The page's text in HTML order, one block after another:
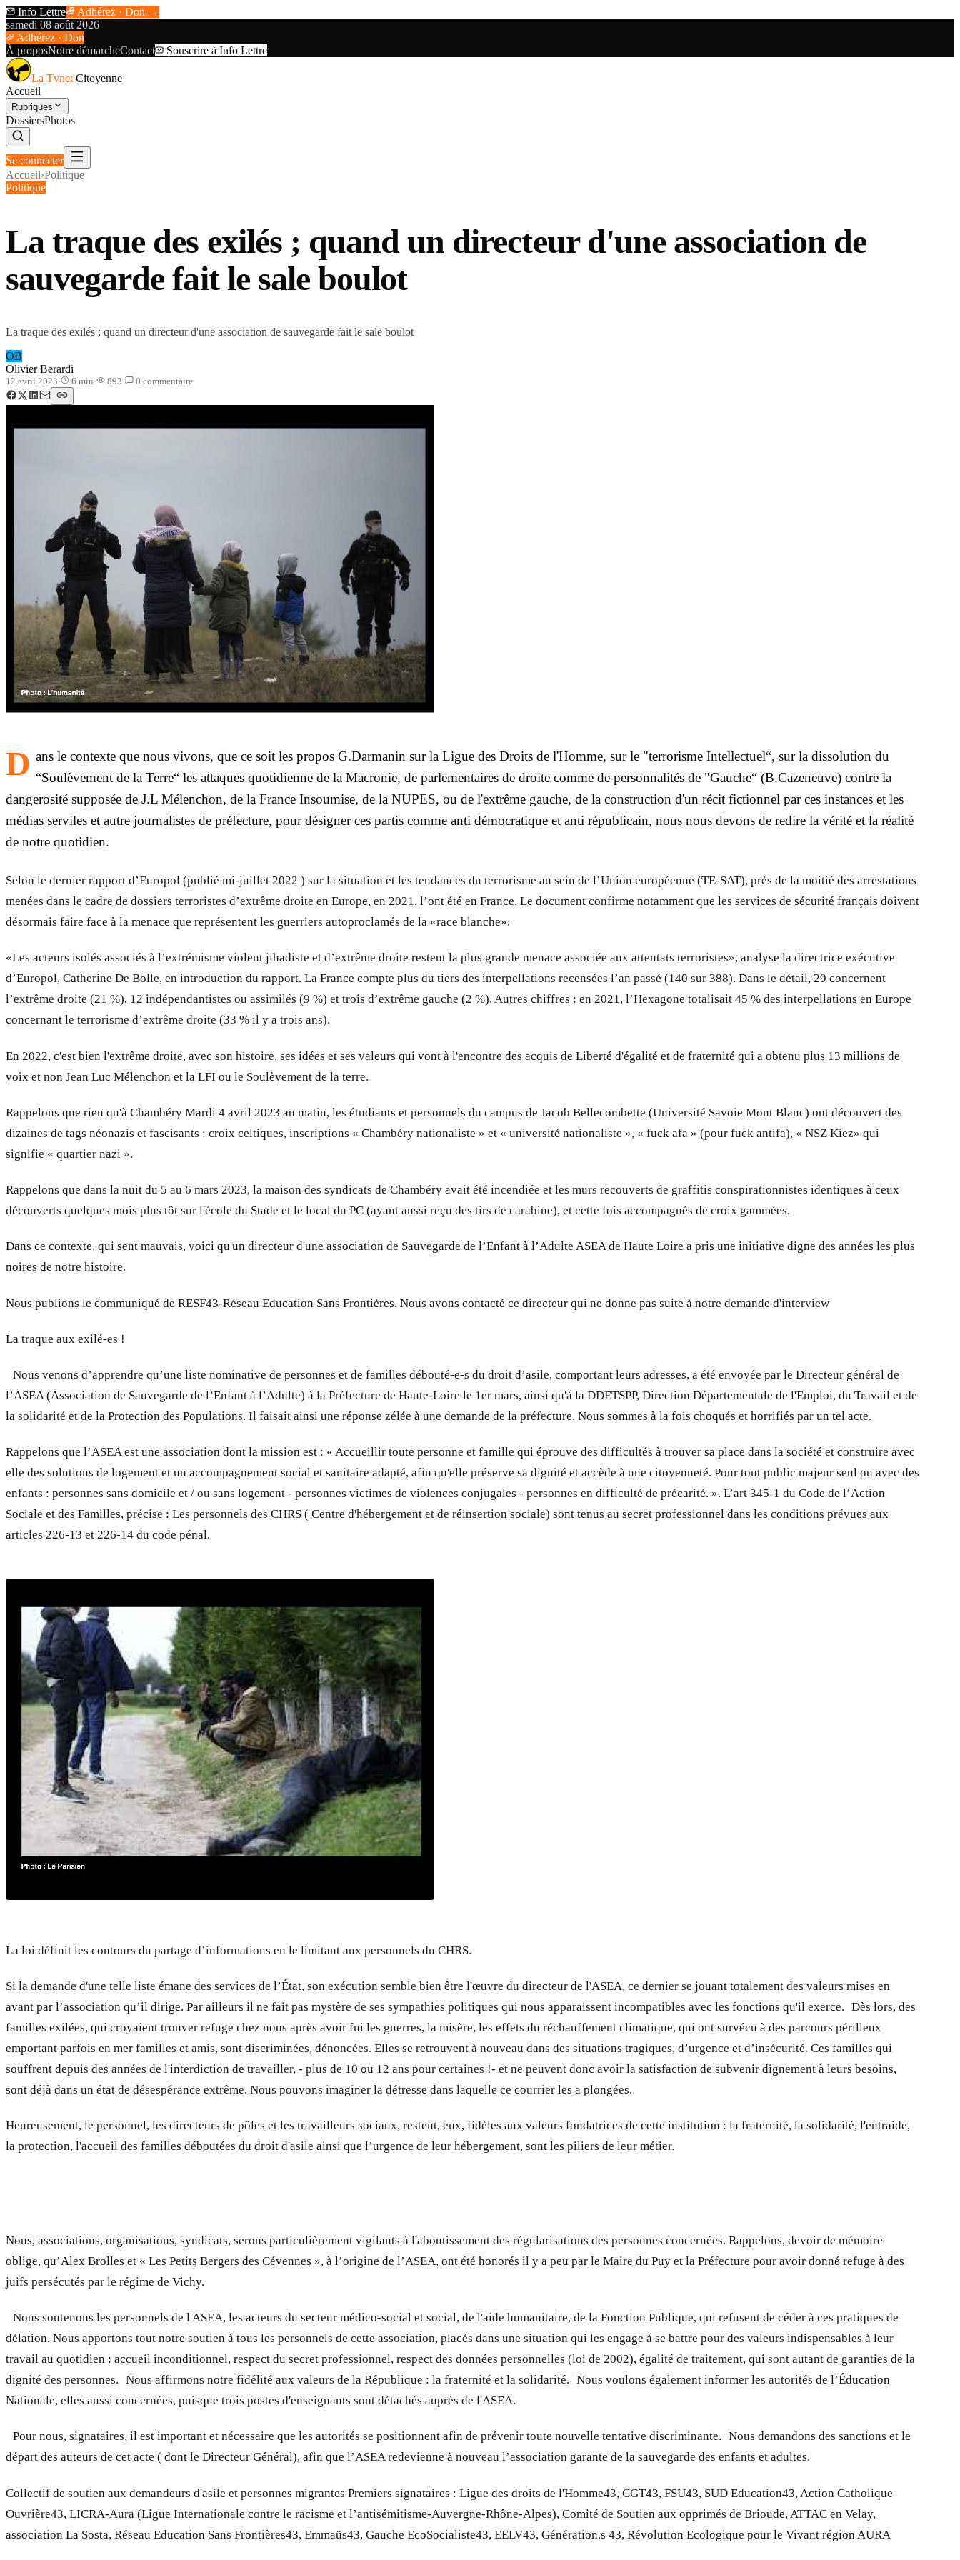
Info Lettre
Adhérez · Don →
samedi 08 août 2026
Adhérez · Don
À proposNotre démarcheContact Souscrire à Info Lettre
La Tvnet Citoyenne
Accueil
Rubriques
DossiersPhotos
Se connecter
Accueil›Politique
Politique
La traque des exilés ; quand un directeur d'une association de
sauvegarde fait le sale boulot
La traque des exilés ; quand un directeur d'une association de sauvegarde fait le sale boulot
OB
Olivier Berardi
12 avril 2023· 6 min· 893· 0 commentaire
D ans le contexte que nous vivons, que ce soit les propos G.Darmanin sur la Ligue des Droits de l'Homme, sur le "terrorisme Intellectuel“, sur la dissolution du
“Soulèvement de la Terre“ les attaques quotidienne de la Macronie, de parlementaires de droite comme de personnalités de "Gauche“ (B.Cazeneuve) contre la
dangerosité supposée de J.L Mélenchon, de la France Insoumise, de la NUPES, ou de l'extrême gauche, de la construction d'un récit fictionnel par ces instances et les
médias serviles et autre journalistes de préfecture, pour désigner ces partis comme anti démocratique et anti républicain, nous nous devons de redire la vérité et la réalité
de notre quotidien.
Selon le dernier rapport d’Europol (publié mi-juillet 2022 ) sur la situation et les tendances du terrorisme au sein de l’Union européenne (TE-SAT), près de la moitié des arrestations
menées dans le cadre de dossiers terroristes d’extrême droite en Europe, en 2021, l’ont été en France. Le document confirme notamment que les services de sécurité français doivent
désormais faire face à la menace que représentent les guerriers autoproclamés de la «race blanche».
«Les acteurs isolés associés à l’extrémisme violent jihadiste et d’extrême droite restent la plus grande menace associée aux attentats terroristes», analyse la directrice exécutive
d’Europol, Catherine De Bolle, en introduction du rapport. La France compte plus du tiers des interpellations recensées l’an passé (140 sur 388). Dans le détail, 29 concernent
l’extrême droite (21 %), 12 indépendantistes ou assimilés (9 %) et trois d’extrême gauche (2 %). Autres chiffres : en 2021, l’Hexagone totalisait 45 % des interpellations en Europe
concernant le terrorisme d’extrême droite (33 % il y a trois ans).
En 2022, c'est bien l'extrême droite, avec son histoire, ses idées et ses valeurs qui vont à l'encontre des acquis de Liberté d'égalité et de fraternité qui a obtenu plus 13 millions de
voix et non Jean Luc Mélenchon et la LFI ou le Soulèvement de la terre.
Rappelons que rien qu'à Chambéry Mardi 4 avril 2023 au matin, les étudiants et personnels du campus de Jacob Bellecombette (Université Savoie Mont Blanc) ont découvert des
dizaines de tags néonazis et fascisants : croix celtiques, inscriptions « Chambéry nationaliste » et « université nationaliste », « fuck afa » (pour fuck antifa), « NSZ Kiez» qui
signifie « quartier nazi ».
Rappelons que dans la nuit du 5 au 6 mars 2023, la maison des syndicats de Chambéry avait été incendiée et les murs recouverts de graffitis conspirationnistes identiques à ceux
découverts quelques mois plus tôt sur l'école du Stade et le local du PC (ayant aussi reçu des tirs de carabine), et cette fois accompagnés de croix gammées.
Dans ce contexte, qui sent mauvais, voici qu'un directeur d'une association de Sauvegarde de l’Enfant à l’Adulte ASEA de Haute Loire a pris une initiative digne des années les plus
noires de notre histoire.
Nous publions le communiqué de RESF43-Réseau Education Sans Frontières. Nous avons contacté ce directeur qui ne donne pas suite à notre demande d'interview
La traque aux exilé-es !
Nous venons d’apprendre qu’une liste nominative de personnes et de familles débouté-e-s du droit d’asile, comportant leurs adresses, a été envoyée par le Directeur général de
l’ASEA (Association de Sauvegarde de l’Enfant à l’Adulte) à la Préfecture de Haute-Loire le 1er mars, ainsi qu'à la DDETSPP, Direction Départementale de l'Emploi, du Travail et de
la solidarité et de la Protection des Populations. Il faisait ainsi une réponse zélée à une demande de la préfecture. Nous sommes à la fois choqués et horrifiés par un tel acte.
Rappelons que l’ASEA est une association dont la mission est : « Accueillir toute personne et famille qui éprouve des difficultés à trouver sa place dans la société et construire avec
elle des solutions de logement et un accompagnement social et sanitaire adapté, afin qu'elle préserve sa dignité et accède à une citoyenneté. Pour tout public majeur seul ou avec des
enfants : personnes sans domicile et / ou sans logement - personnes victimes de violences conjugales - personnes en difficulté de précarité. ». L’art 345-1 du Code de l’Action
Sociale et des Familles, précise : Les personnels des CHRS ( Centre d'hébergement et de réinsertion sociale) sont tenus au secret professionnel dans les conditions prévues aux
articles 226-13 et 226-14 du code pénal.
La loi définit les contours du partage d’informations en le limitant aux personnels du CHRS.
Si la demande d'une telle liste émane des services de l’État, son exécution semble bien être l'œuvre du directeur de l'ASEA, ce dernier se jouant totalement des valeurs mises en
avant par l’association qu’il dirige. Par ailleurs il ne fait pas mystère de ses sympathies politiques qui nous apparaissent incompatibles avec les fonctions qu'il exerce. Dès lors, des
familles exilées, qui croyaient trouver refuge chez nous après avoir fui les guerres, la misère, les effets du réchauffement climatique, qui ont survécu à des parcours périlleux
emportant parfois en mer familles et amis, sont discriminées, dénoncées. Elles se retrouvent à nouveau dans des situations tragiques, d’urgence et d’insécurité. Ces familles qui
souffrent depuis des années de l'interdiction de travailler, - plus de 10 ou 12 ans pour certaines !- et ne peuvent donc avoir la satisfaction de subvenir dignement à leurs besoins,
sont déjà dans un état de désespérance extrême. Nous pouvons imaginer la détresse dans laquelle ce courrier les a plongées.
Heureusement, le personnel, les directeurs de pôles et les travailleurs sociaux, restent, eux, fidèles aux valeurs fondatrices de cette institution : la fraternité, la solidarité, l'entraide,
la protection, l'accueil des familles déboutées du droit d'asile ainsi que l’urgence de leur hébergement, sont les piliers de leur métier.
Nous, associations, organisations, syndicats, serons particulièrement vigilants à l'aboutissement des régularisations des personnes concernées. Rappelons, devoir de mémoire
oblige, qu’Alex Brolles et « Les Petits Bergers des Cévennes », à l’origine de l’ASEA, ont été honorés il y a peu par le Maire du Puy et la Préfecture pour avoir donné refuge à des
juifs persécutés par le régime de Vichy.
Nous soutenons les personnels de l'ASEA, les acteurs du secteur médico-social et social, de l'aide humanitaire, de la Fonction Publique, qui refusent de céder à ces pratiques de
délation. Nous apportons tout notre soutien à tous les personnels de cette association, placés dans une situation qui les engage à se battre pour des valeurs indispensables à leur
travail au quotidien : accueil inconditionnel, respect du secret professionnel, respect des données personnelles (loi de 2002), égalité de traitement, qui sont autant de garanties de la
dignité des personnes. Nous affirmons notre fidélité aux valeurs de la République : la fraternité et la solidarité. Nous voulons également informer les autorités de l’Éducation
Nationale, elles aussi concernées, puisque trois postes d'enseignants sont détachés auprès de l'ASEA.
Pour nous, signataires, il est important et nécessaire que les autorités se positionnent afin de prévenir toute nouvelle tentative discriminante. Nous demandons des sanctions et le
départ des auteurs de cet acte ( dont le Directeur Général), afin que l’ASEA redevienne à nouveau l’association garante de la sauvegarde des enfants et adultes.
Collectif de soutien aux demandeurs d'asile et personnes migrantes Premiers signataires : Ligue des droits de l'Homme43, CGT43, FSU43, SUD Education43, Action Catholique
Ouvrière43, LICRA-Aura (Ligue Internationale contre le racisme et l’antisémitisme-Auvergne-Rhône-Alpes), Comité de Soutien aux opprimés de Brioude, ATTAC en Velay,
association La Sosta, Réseau Education Sans Frontières43, Emmaüs43, Gauche EcoSocialiste43, EELV43, Génération.s 43, Révolution Ecologique pour le Vivant région AURA